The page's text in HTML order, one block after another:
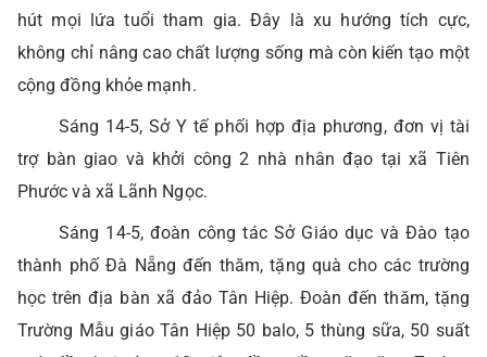
hút mọi lứa tuổi tham gia. Đây là xu hướng tích cực,
không chỉ nâng cao chất lượng sống mà còn kiến tạo một
cộng đồng khỏe mạnh.
Sáng 14-5, Sở Y tế phối hợp địa phương, đơn vị tài
trợ bàn giao và khởi công 2 nhà nhân đạo tại xã Tiên
Phước và xã Lãnh Ngọc.
Sáng 14-5, đoàn công tác Sở Giáo dục và Đào tạo
thành phố Đà Nẵng đến thăm, tặng quà cho các trường
học trên địa bàn xã đảo Tân Hiệp. Đoàn đến thăm, tặng
Trường Mẫu giáo Tân Hiệp 50 balo, 5 thùng sữa, 50 suất